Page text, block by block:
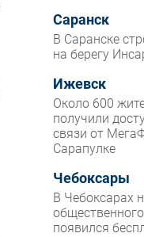
Саранск
В Саранске
на берегу
Ижевск
Около 600
получили
связи от
Сарапулке
Чебоксары
В Чебоксарах
появился